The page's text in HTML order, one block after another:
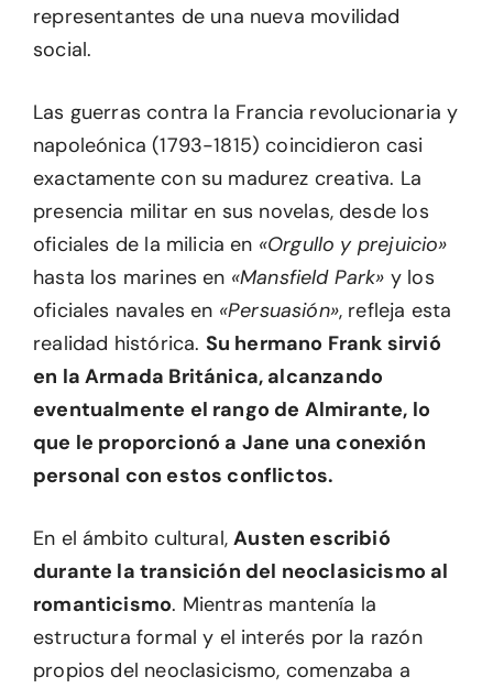
representantes de una nueva movilidad
social.
Las guerras contra la Francia revolucionaria y
napoleónica (1793-1815) coincidieron casi
exactamente con su madurez creativa. La
presencia militar en sus novelas, desde los
oficiales de la milicia en «Orgullo y prejuicio»
hasta los marines en «Mansfield Park» y los
oficiales navales en «Persuasión», refleja esta
realidad histórica. Su hermano Frank sirvió
en la Armada Británica, alcanzando
eventualmente el rango de Almirante, lo
que le proporcionó a Jane una conexión
personal con estos conflictos.
En el ámbito cultural,Austen escribió
durante la transición del neoclasicismo al
romanticismo. Mientras mantenía la
estructura formal y el interés por la razón
propios del neoclasicismo, comenzaba a